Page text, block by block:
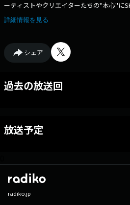
ーティストやクリエイターたちの"本心"に
クリエイトに対する"本音"を引き出し、東
詳細情報を見る
シェア
過去の放送回
放送予定
radiko.jp